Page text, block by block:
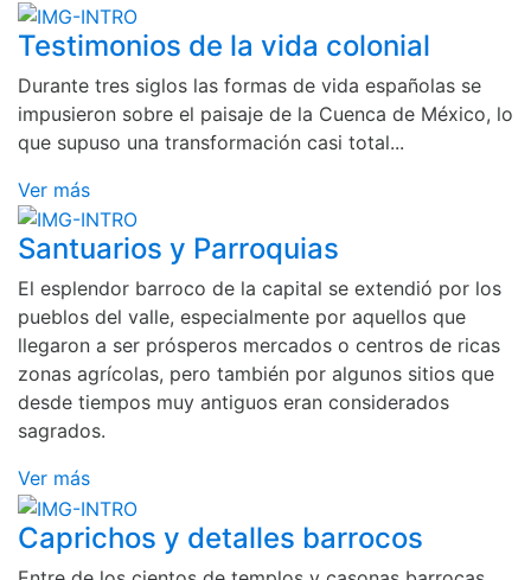
Testimonios de la vida colonial
Durante tres siglos las formas de vida españolas se
impusieron sobre el paisaje de la Cuenca de México, lo
que supuso una transformación casi total...
Ver más
Santuarios y Parroquias
El esplendor barroco de la capital se extendió por los
pueblos del valle, especialmente por aquellos que
llegaron a ser prósperos mercados o centros de ricas
zonas agrícolas, pero también por algunos sitios que
desde tiempos muy antiguos eran considerados
sagrados.
Ver más
Caprichos y detalles barrocos